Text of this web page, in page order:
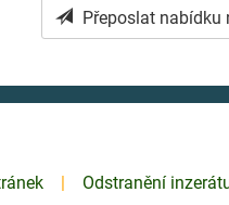
Přeposlat nabídku
Odstranění